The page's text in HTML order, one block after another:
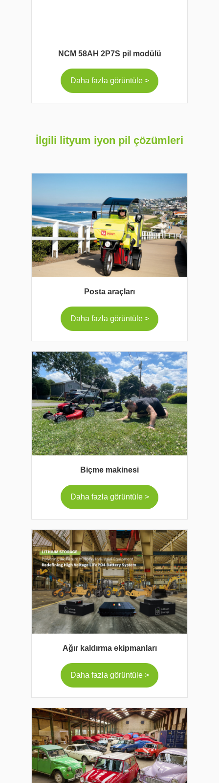
NCM 58AH 2P7S pil modülü
Daha fazla görüntüle >
İlgili lityum iyon pil çözümleri
Posta araçları
Daha fazla görüntüle >
Biçme makinesi
Daha fazla görüntüle >
Ağır kaldırma ekipmanları
Daha fazla görüntüle >